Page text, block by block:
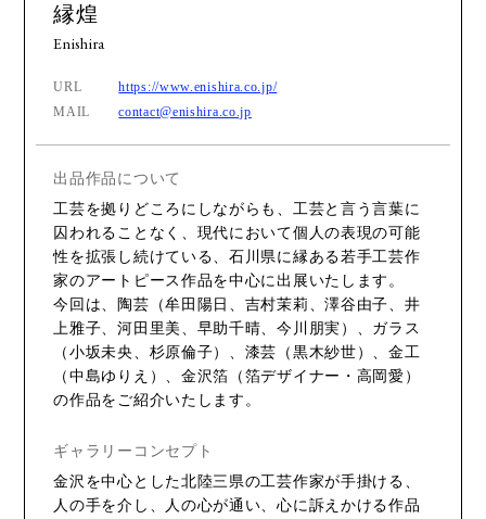
縁煌
Enishira
URL
https://www.enishira.co.jp/
MAIL
contact@enishira.co.jp
出品作品について
工芸を拠りどころにしながらも、工芸と言う言葉に
囚われることなく、現代において個人の表現の可能
性を拡張し続けている、石川県に縁ある若手工芸作
家のアートピース作品を中心に出展いたします。
今回は、陶芸（牟田陽日、吉村茉莉、澤谷由子、井
上雅子、河田里美、早助千晴、今川朋実）、ガラス
（小坂未央、杉原倫子）、漆芸（黒木紗世）、金工
（中島ゆりえ）、金沢箔（箔デザイナー・高岡愛）
の作品をご紹介いたします。
ギャラリーコンセプト
金沢を中心とした北陸三県の工芸作家が手掛ける、
人の手を介し、人の心が通い、心に訴えかける作品